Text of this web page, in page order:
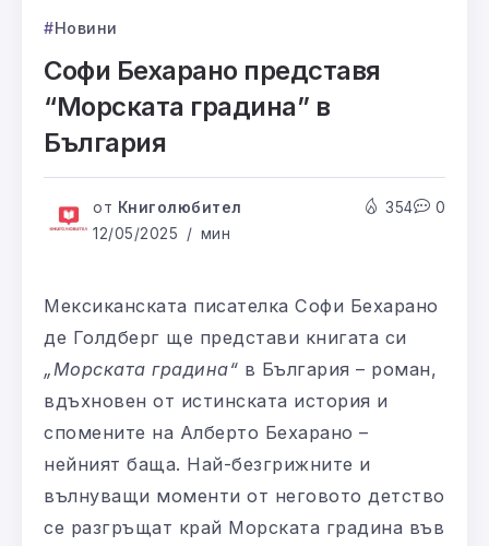
Новини
Софи Бехарано представя
“Морската градина” в
България
от Книголюбител
12/05/2025
мин
354 0
Мексиканската писателка Софи Бехарано
де Голдберг ще представи книгата си
„Морската градина“ в България – роман,
вдъхновен от истинската история и
спомените на Алберто Бехарано –
нейният баща. Най-безгрижните и
вълнуващи моменти от неговото детство
се разгръщат край Морската градина във